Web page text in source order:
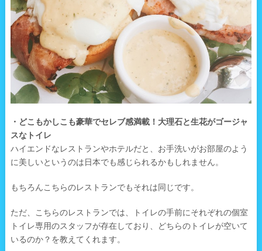
・どこもかしこも豪華でセレブ感満載！大理石と生花がゴージャ
スなトイレ
ハイエンドなレストランやホテルだと、お手洗いがお部屋のよう
に美しいというのは日本でも感じられるかもしれません。
もちろんこちらのレストランでもそれは同じです。
ただ、こちらのレストランでは、トイレの手前にそれぞれの個室
トイレ専用のスタッフが存在しており、どちらのトイレが空いて
いるのか？を教えてくれます。